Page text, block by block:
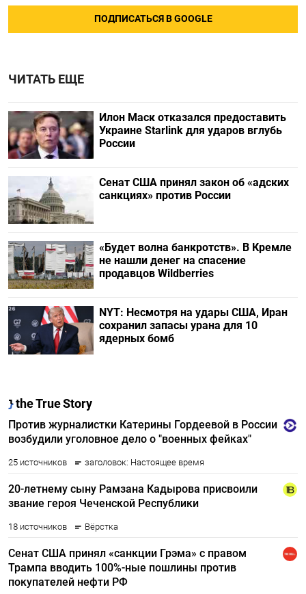
ПОДПИСАТЬСЯ В GOOGLE
ЧИТАТЬ ЕЩЕ
Илон Маск отказался предоставить
Украине Starlink для ударов вглубь
России
Сенат США принял закон об «адских
санкциях» против России
«Будет волна банкротств». В Кремле
не нашли денег на спасение
продавцов Wildberries
NYT: Несмотря на удары США, Иран
сохранил запасы урана для 10
ядерных бомб